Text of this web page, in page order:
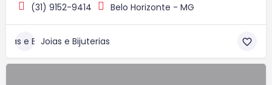
(31) 9152-9414 Belo Horizonte - MG
Joias e Bijuterias